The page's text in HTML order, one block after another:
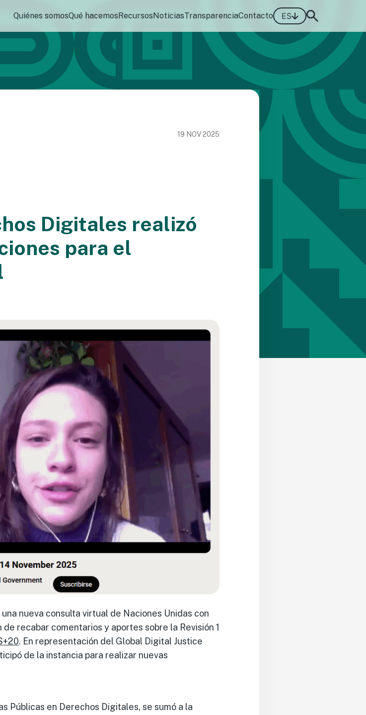
Quiénes somosQué hacemosRecursosNoticiasTransparenciaContacto ES
19 NOV 2025
Digitales realizó
para el
nueva consulta virtual de Naciones Unidas con
recabar comentarios y aportes sobre la Revisión 1
. En representación del Global Digital Justice
de la instancia para realizar nuevas
Públicas en Derechos Digitales, se sumó a la